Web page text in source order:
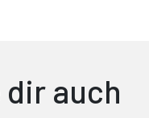
dir auch